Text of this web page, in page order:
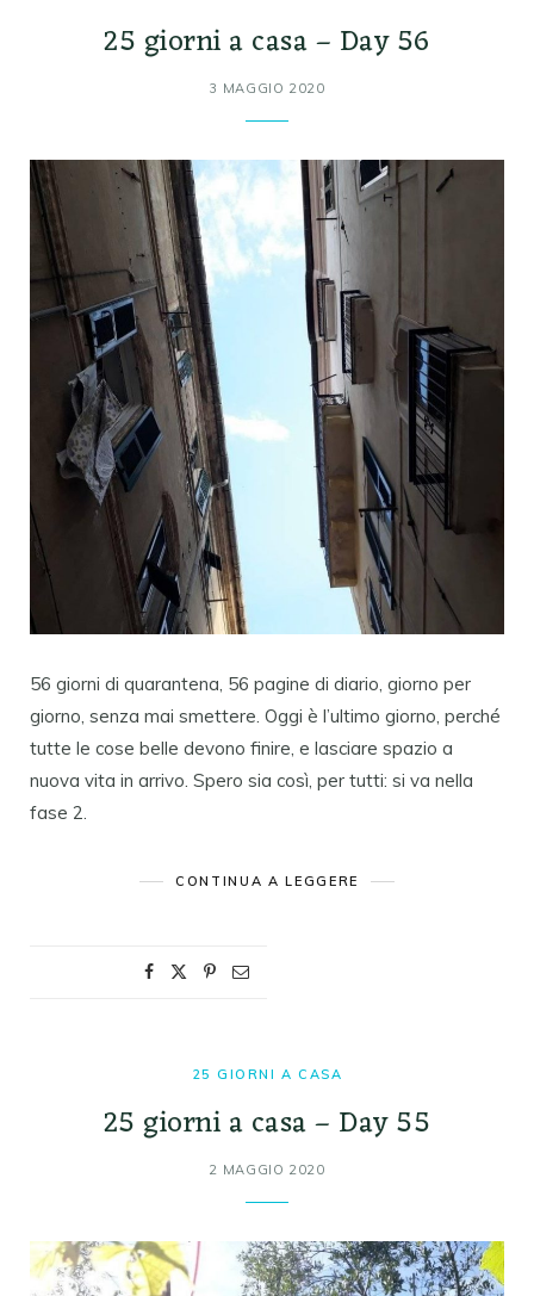
25 giorni a casa – Day 56
3 MAGGIO 2020
56 giorni di quarantena, 56 pagine di diario, giorno per
giorno, senza mai smettere. Oggi è l’ultimo giorno, perché
tutte le cose belle devono finire, e lasciare spazio a
nuova vita in arrivo. Spero sia così, per tutti: si va nella
fase 2.
CONTINUA A LEGGERE
25 GIORNI A CASA
25 giorni a casa – Day 55
2 MAGGIO 2020